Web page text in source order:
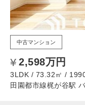
中古マンション
2,598万円
3LDK / 73.32㎡ /
田園都市線梶が谷駅